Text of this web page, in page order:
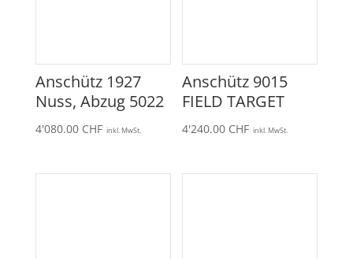
Anschütz 1927
Nuss, Abzug 5022
4'080.00 CHF inkl. MwSt.
Anschütz 9015
FIELD TARGET
4'240.00 CHF inkl. MwSt.